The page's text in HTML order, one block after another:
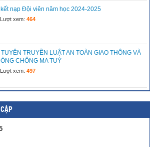
kết nạp Đội viên năm học 2024-2025
Lượt xem: 464
TUYÊN TRUYỀN LUẬT AN TOÀN GIAO THÔNG VÀ
CHỐNG MA TUÝ
Lượt xem: 497
CẬP